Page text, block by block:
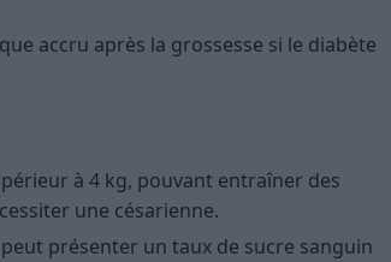
accru après la grossesse si le diabète
à 4 kg, pouvant entraîner des
une césarienne.
présenter un taux de sucre sanguin